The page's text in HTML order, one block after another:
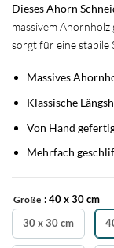
Dieses Ahorn
massivem Ahornholz
sorgt für eine stabile
Massives
Klassische
Von Hand
Mehrfach
Größe : 40 x 30 cm
30 x 30 cm